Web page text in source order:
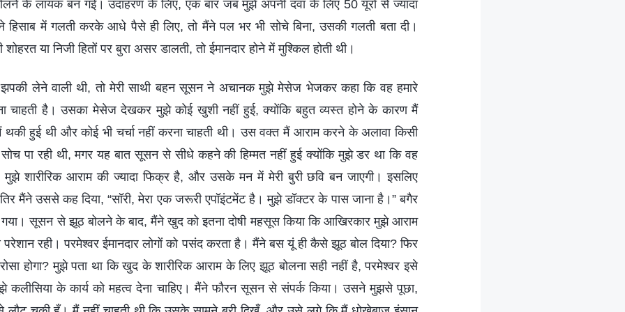
के लायक बन गई। उदाहरण के लिए, एक बार जब मुझे अपनी दवा के लिए 50 यूरो से ज्यादा
हिसाब में गलती करके आधे पैसे ही लिए, तो मैंने पल भर भी सोचे बिना, उसकी गलती बता दी।
या निजी हितों पर बुरा असर डालती, तो ईमानदार होने में मुश्किल होती थी।
लेने वाली थी, तो मेरी साथी बहन सूसन ने अचानक मुझे मेसेज भेजकर कहा कि वह हमारे
चाहती है। उसका मेसेज देखकर मुझे कोई खुशी नहीं हुई, क्योंकि बहुत व्यस्त होने के कारण मैं
मैं थकी हुई थी और कोई भी चर्चा नहीं करना चाहती थी। उस वक्त मैं आराम करने के अलावा किसी
पा रही थी, मगर यह बात सूसन से सीधे कहने की हिम्मत नहीं हुई क्योंकि मुझे डर था कि वह
शारीरिक आराम की ज्यादा फिक्र है, और उसके मन में मेरी बुरी छवि बन जाएगी। इसलिए
मैंने उससे कह दिया, “सॉरी, मेरा एक जरूरी एपॉइंटमेंट है। मुझे डॉक्टर के पास जाना है।” बगैर
सूसन से झूठ बोलने के बाद, मैंने खुद को इतना दोषी महसूस किया कि आखिरकार मुझे आराम
परेशान रही। परमेश्वर ईमानदार लोगों को पसंद करता है। मैंने बस यूं ही कैसे झूठ बोल दिया? फिर
होगा? मुझे पता था कि खुद के शारीरिक आराम के लिए झूठ बोलना सही नहीं है, परमेश्वर इसे
कलीसिया के कार्य को महत्व देना चाहिए। मैंने फौरन सूसन से संपर्क किया। उसने मुझसे पूछा,